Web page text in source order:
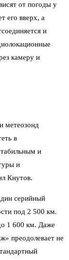
от погоды у
его вверх, а
и
камеру и
метеозонд
в
и
и
Кнутов.
серийный
под 2 500 км.
1 600 км. Даже
преодолевает не